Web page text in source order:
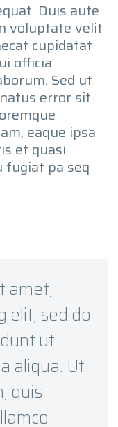
Duis aute
voluptate velit
cupidatat
officia
Sed ut
error sit
eaque ipsa
et quasi
fugiat pa seq
amet,
elit, sed do
ut
aliqua. Ut
quis